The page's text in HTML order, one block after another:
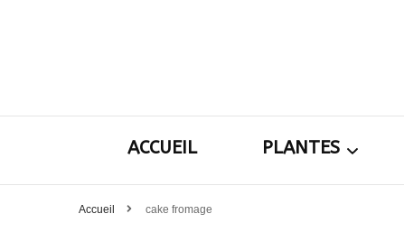
ACCUEIL PLANTES
Accueil cake fromage